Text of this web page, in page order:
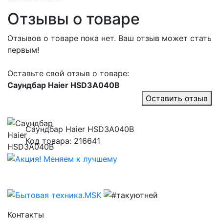
Отзывы о товаре
Отзывов о товаре пока нет. Ваш отзыв может стать
первым!
Оставьте свой отзыв о товаре:
Саундбар Haier HSD3A040B
Оставить отзыв
Саундбар Haier HSD3A040B
Код товара: 216641
Контакты